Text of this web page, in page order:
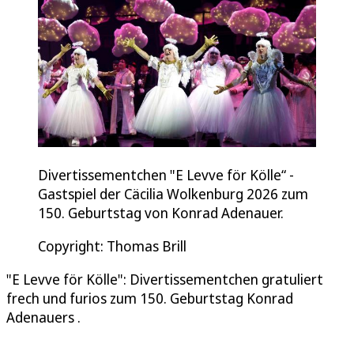
Divertissementchen "E Levve för Kölle“ -
Gastspiel der Cäcilia Wolkenburg 2026 zum
150. Geburtstag von Konrad Adenauer.
Copyright: Thomas Brill
"E Levve för Kölle": Divertissementchen gratuliert
frech und furios zum 150. Geburtstag Konrad
Adenauers .